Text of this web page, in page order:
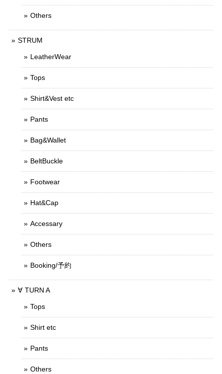
Others
STRUM
LeatherWear
Tops
Shirt&Vest etc
Pants
Bag&Wallet
BeltBuckle
Footwear
Hat&Cap
Accessary
Others
Booking/予約
∀ TURN A
Tops
Shirt etc
Pants
Others